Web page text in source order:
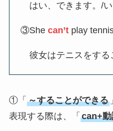
はい、できます。/い
③Shecan’t play
彼女はテニスをする
①「 ～することができる
表現する際は、「 can+動